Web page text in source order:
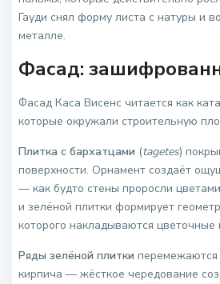
Гауди снял форму листа с натуры и
металле.
Фасад:
Фасад Каса Висенс читается как
которые окружали строительную
Плитка с бархатцами (tagetes)
поверхности. Орнамент создаёт
— как будто стены проросли
и зелёной плитки формирует
которого накладываются цветочные
Ряды зелёной плитки перемежаются
кирпича — жёсткое чередование